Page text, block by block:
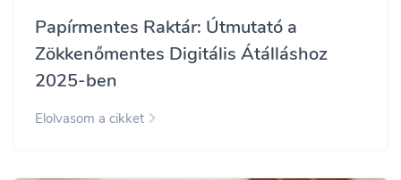
Papírmentes Raktár: Útmutató a
Zökkenőmentes Digitális Átálláshoz
2025-ben
Elolvasom a cikket